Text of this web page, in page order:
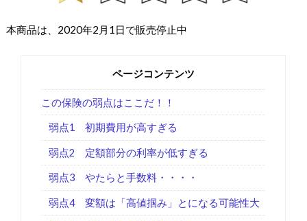
本商品は、2020年2月1日で販売停止中
ページコンテンツ
この保険の弱点はここだ！！
弱点1 初期費用が高すぎる
弱点2 定額部分の利率が低すぎる
弱点3 やたらと手数料・・・・
弱点4 変額は「高値掴み」とになる可能性大